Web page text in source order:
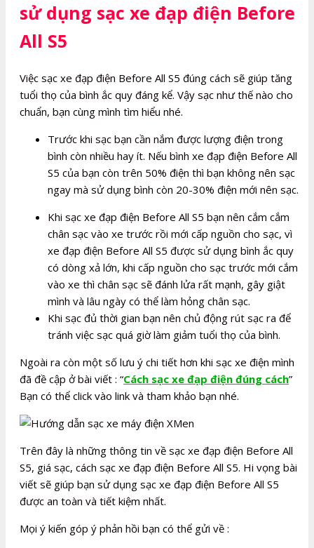
sử dụng sạc xe đạp điện Before
All S5
Việc sạc xe đạp điện Before All S5 đúng cách sẽ giúp tăng
tuổi thọ của bình ắc quy đáng kể. Vậy sạc như thế nào cho
chuẩn, bạn cùng mình tìm hiểu nhé.
Trước khi sạc bạn cần nắm được lượng điện trong
bình còn nhiều hay ít. Nếu bình xe đạp điện Before All
S5 của bạn còn trên 50% điện thì bạn không nên sạc
ngay mà sử dụng bình còn 20-30% điện mới nên sạc.
Khi sạc xe đạp điện Before All S5 bạn nên cắm cắm
chân sạc vào xe trước rồi mới cấp nguồn cho sạc, vì
xe đạp điện Before All S5 được sử dụng bình ắc quy
có dòng xả lớn, khi cấp nguồn cho sạc trước mới cắm
vào xe thì chân sạc sẽ đánh lửa rất mạnh, gây giật
mình và lâu ngày có thể làm hỏng chân sạc.
Khi sạc đủ thời gian bạn nên chủ động rút sạc ra để
tránh việc sạc quá giờ làm giảm tuổi thọ của bình.
Ngoài ra còn một số lưu ý chi tiết hơn khi sạc xe điện mình
đã đề cập ở bài viết : “Cách sạc xe đạp điện đúng cách”
Bạn có thể click vào link và tham khảo bạn nhé.
Trên đây là những thông tin về sạc xe đạp điện Before All
S5, giá sạc, cách sạc xe đạp điện Before All S5. Hi vọng bài
viết sẽ giúp bạn sử dụng sạc xe đạp điện Before All S5
được an toàn và tiết kiệm nhất.
Mọi ý kiến góp ý phản hồi bạn có thể gửi về :